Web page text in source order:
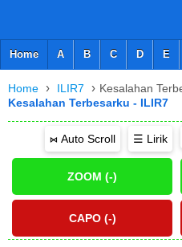
Home A B C D E
Home › ILIR7 › Kesalahan
Kesalahan Terbesarku - ILIR7
⋈ Auto Scroll ☰ Lirik